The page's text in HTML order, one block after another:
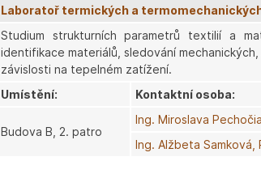
Laboratoř termických a
Studium strukturních parametrů textilií a
identifikace materiálů, sledování
závislosti na tepelném zatížení.
Umístění:
Kontaktní osoba:
Budova B, 2. patro
Ing. Miroslava
Ing. Alžbeta Samková,